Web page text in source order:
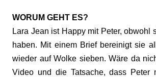
WORUM GEHT ES?
Lara Jean ist Happy mit Peter, obwohl
haben. Mit einem Brief bereinigt sie
wieder auf Wolke sieben. Wäre da
Video und die Tatsache, dass Peter